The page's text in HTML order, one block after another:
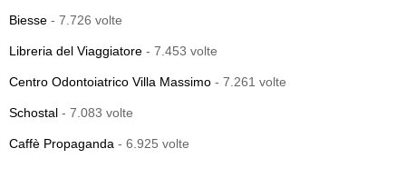
Biesse - 7.726 volte
Libreria del Viaggiatore - 7.453 volte
Centro Odontoiatrico Villa Massimo - 7.261 volte
Schostal - 7.083 volte
Caffè Propaganda - 6.925 volte